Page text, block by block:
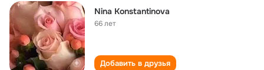
Nina Konstantinova
66 лет
Добавить в друзья